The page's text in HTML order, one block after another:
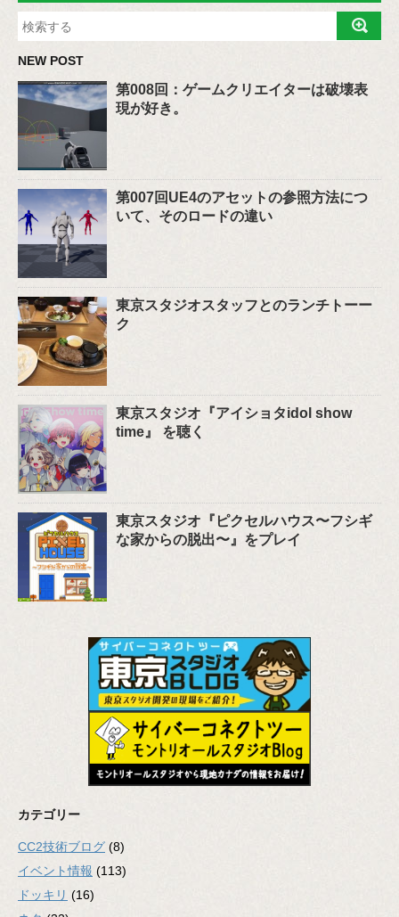
NEW POST
第008回：ゲームクリエイターは破壊表
現が好き。
第007回UE4のアセットの参照方法につ
いて、そのロードの違い
東京スタジオスタッフとのランチトーー
ク
東京スタジオ『アイショタidol show
time』 を聴く
東京スタジオ『ピクセルハウス〜フシギ
な家からの脱出〜』をプレイ
カテゴリー
CC2技術ブログ (8)
イベント情報 (113)
ドッキリ (16)